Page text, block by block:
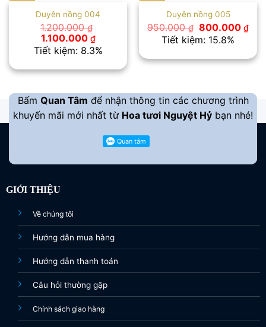
Duyên nồng 004
1.200.000₫
Giá
gốc
là:
1.100.000 ₫Giá
hiện
tại
1.100.000 ₫.
Tiết kiệm: 8.3%
Duyên nồng 005
950.000₫ Giá
gốc
là:
800.000₫Giá
là:
Tiết kiệm: 15.8%
Bấm Quan Tâm để nhận thông tin các chương trình
khuyến mãi mới nhất từ Hoa tươi Nguyệt Hỷ bạn nhé!
GIỚI THIỆU
Về chúng tôi
Hướng dẫn mua hàng
Hướng dẫn thanh toán
Câu hỏi thường gặp
Chính sách giao hàng